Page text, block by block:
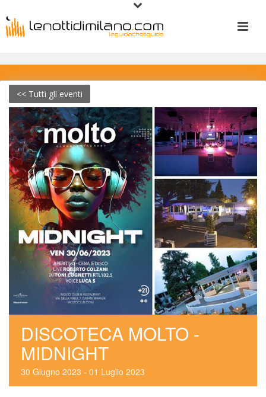
<< Tutti gli eventi
DISCOTECA MOLTO -
MIDNIGHT
30 Giugno 2023 - 01 Luglio 2023